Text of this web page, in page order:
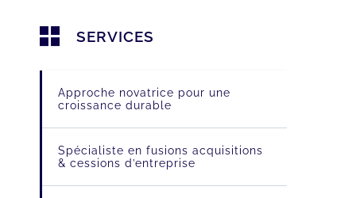
SERVICES
Approche novatrice pour une
croissance durable
Spécialiste en fusions acquisitions
& cessions d’entreprise